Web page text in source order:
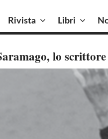
Rivista Libri
lo